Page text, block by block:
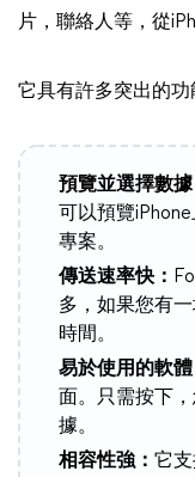
片，聯絡人等，從
它具有許多突出的功
預覽並選擇數據
可以預覽
專案。
傳送速率快：
多，如果您有
時間。
易於使用的軟體
面。只需按下
據。
相容性強： 它支